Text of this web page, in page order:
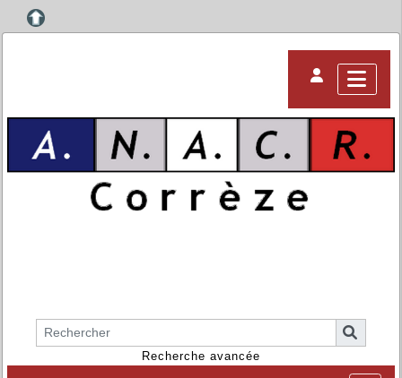
Recherche avancée